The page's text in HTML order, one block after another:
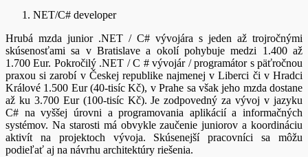
NET/C# developer
Hrubá mzda junior .NET / C# vývojára s jeden až trojročnými
skúsenosťami sa v Bratislave a okolí pohybuje medzi 1.400 až
1.700 Eur. Pokročilý .NET / C # vývojár / programátor s päťročnou
praxou si zarobí v Českej republike najmenej v Liberci či v Hradci
Králové 1.500 Eur (40-tisíc Kč), v Prahe sa však jeho mzda dostane
až ku 3.700 Eur (100-tisíc Kč). Je zodpovedný za vývoj v jazyku
C# na vyššej úrovni a programovania aplikácií a informačných
systémov. Na starosti má obvykle zaučenie juniorov a koordináciu
aktivít na projektoch vývoja. Skúsenejší pracovníci sa môžu
podieľať aj na návrhu architektúry riešenia.